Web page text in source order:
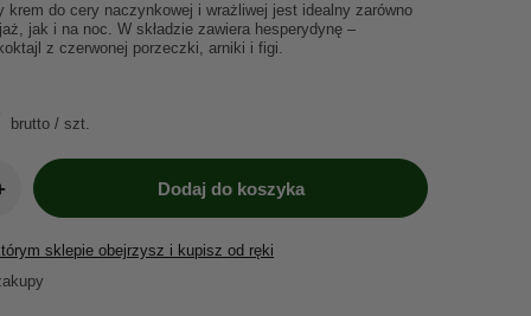
krem do cery naczynkowej i wrażliwej jest idealny zarówno
jak i na noc. W składzie zawiera hesperydynę –
z czerwonej porzeczki, arniki i figi.
brutto / szt.
Dodaj do koszyka
sklepie obejrzysz i kupisz od ręki